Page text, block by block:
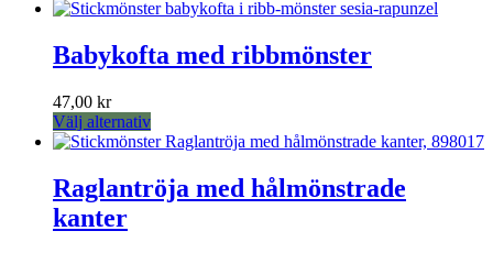
Babykofta med ribbmönster
47,00 kr
Välj alternativDen
här
har
flera
Raglantröja med hålmönstrade
kanter